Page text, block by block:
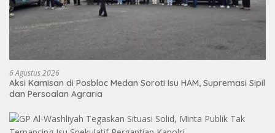
6 Agustus 2026
Aksi Kamisan di Posbloc Medan Soroti Isu HAM, Supremasi Sipil
dan Persoalan Agraria